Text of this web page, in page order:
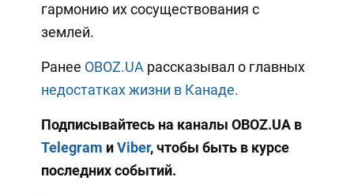
гармонию их сосуществования с
землей.
Ранее OBOZ.UA рассказывал о главных
недостатках жизни в Канаде.
Подписывайтесь на каналы OBOZ.UA в
Telegram иViber, чтобы быть в курсе
последних событий.